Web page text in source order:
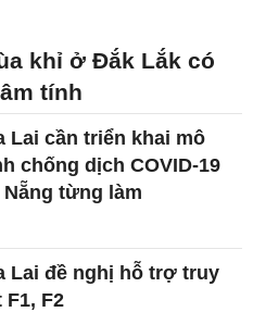
khỉ ở Đắk Lắk có
tính
Lai cần triển khai mô
chống dịch COVID-19
từng làm
Lai đề nghị hỗ trợ truy
F1, F2